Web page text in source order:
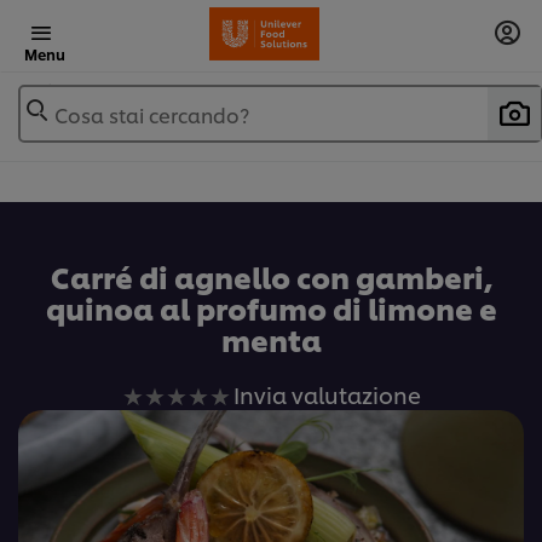
Menu
Cosa stai cercando?
Carré di agnello con gamberi,
quinoa al profumo di limone e
menta
Nessuna
valutazione
inviata
per
questo
Invia valutazione